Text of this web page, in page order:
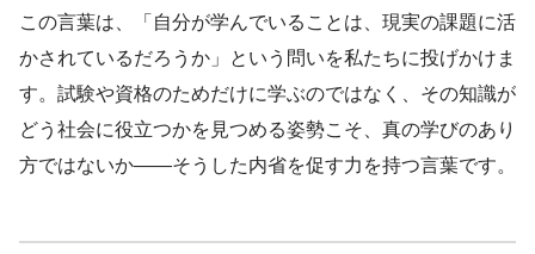
この言葉は、「自分が学んでいることは、現実の課題に活
かされているだろうか」という問いを私たちに投げかけま
す。試験や資格のためだけに学ぶのではなく、その知識が
どう社会に役立つかを見つめる姿勢こそ、真の学びのあり
方ではないか――そうした内省を促す力を持つ言葉です。